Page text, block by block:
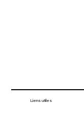
Liens utiles